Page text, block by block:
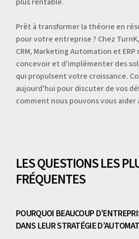
Prêt à transformer la théorie en
pour votre entreprise ? Chez
CRM, Marketing Automation et
concevoir et d'implémenter des
qui propulsent votre croissance.
aujourd'hui pour discuter de vos
comment nous pouvons vous aider
LES QUESTIONS LES
FRÉQUENTES
POURQUOI BEAUCOUP
DANS LEUR STRATÉGIE